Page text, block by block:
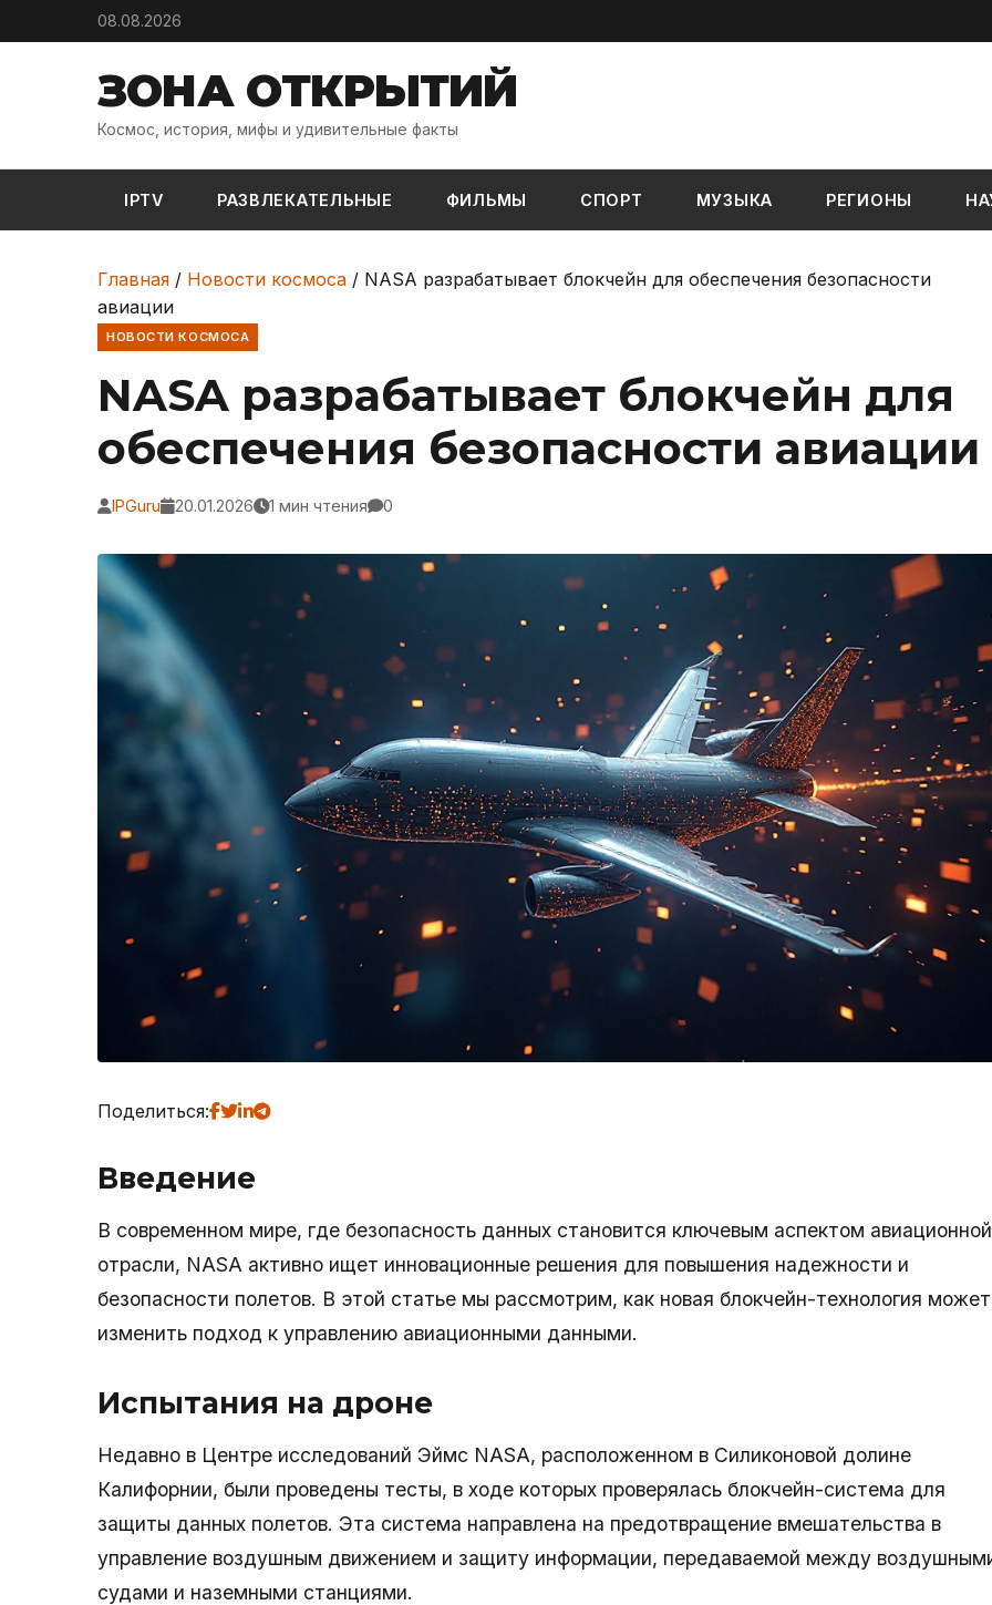
Skip to content08.08.2026
ЗОНА ОТКРЫТИЙ
Космос, история, мифы и удивительные факты
IPTV РАЗВЛЕКАТЕЛЬНЫЕ ФИЛЬМЫ СПОРТ МУЗЫКА РЕГИОНЫ
Главная / Новости космоса / NASA разрабатывает блокчейн для обеспечения безопасности
авиации
НОВОСТИ КОСМОСА
NASA разрабатывает блокчейн для
обеспечения безопасности авиации
IPGuru 20.01.2026 1 мин чтения 0
Поделиться:
Введение
В современном мире, где безопасность данных становится ключевым аспектом авиационной
отрасли, NASA активно ищет инновационные решения для повышения надежности и
безопасности полетов. В этой статье мы рассмотрим, как новая блокчейн-технология может
изменить подход к управлению авиационными данными.
Испытания на дроне
Недавно в Центре исследований Эймс NASA, расположенном в Силиконовой долине
Калифорнии, были проведены тесты, в ходе которых проверялась блокчейн-система для
защиты данных полетов. Эта система направлена на предотвращение вмешательства в
управление воздушным движением и защиту информации, передаваемой между
судами и наземными станциями.